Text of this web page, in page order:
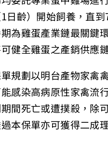
齡）開始飼養，直
為雞蛋產業鏈最關
健全雞蛋之產銷供應
規劃以明台產物家
感染高病原性家禽
間死亡或遭撲殺，
本保單亦可獲得二